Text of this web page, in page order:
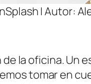
| Autor:
la oficina.
tomar en